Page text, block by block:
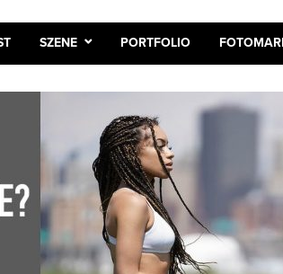
SZENE PORTFOLIO